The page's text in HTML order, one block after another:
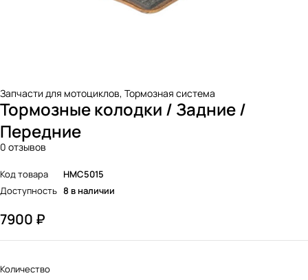
Запчасти для мотоциклов, Тормозная система
Тормозные колодки / Задние /
Передние
0 отзывов
Код товара
HMC5015
Доступность 8 в наличии
7900 ₽
Количество